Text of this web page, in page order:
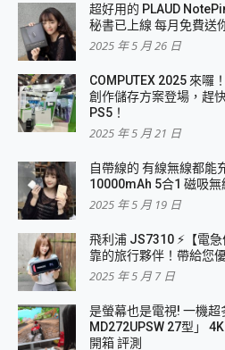
超好用的 PLAUD
秘書已上線 每月免費送
2025 年 5 月 26 日
COMPUTEX 2025 來囉
創作儲存方案登場，趕
PS5！
2025 年 5 月 21 日
自帶線的 有線無線都能
10000mAh 5合1 磁吸無
2025 年 5 月 19 日
飛利浦 JS7310 ⚡【電
靠的旅行夥伴！帶給您
2025 年 5 月 7 日
是螢幕也是電視! 一機
MD272UPSW 27型」
開箱 評測